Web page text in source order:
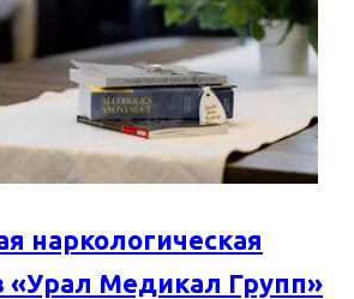
наркологическая
«Урал Медикал Групп»